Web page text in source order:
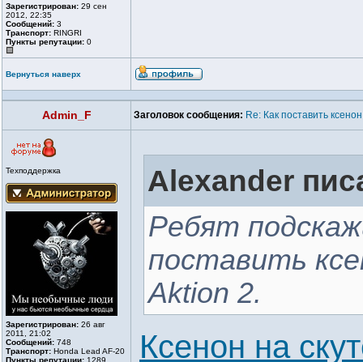
Зарегистрирован: 29 сен
2012, 22:35
Сообщений: 3
Транспорт: RINGRI
Пункты репутации: 0
Вернуться наверх
Admin_F Заголовок сообщения: Re: Как поставить
Техподдержка
Зарегистрирован: 26 авг
2011, 21:02
Сообщений: 748
Транспорт: Honda Lead AF-20
Пункты репутации: 1289
Alexander
Ребят
поставить
Aktion 2.
Ксенон на